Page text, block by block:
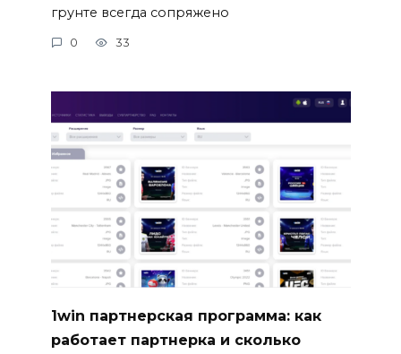
грунте всегда сопряжено
0 33
1win партнерская программа: как
работает партнерка и сколько